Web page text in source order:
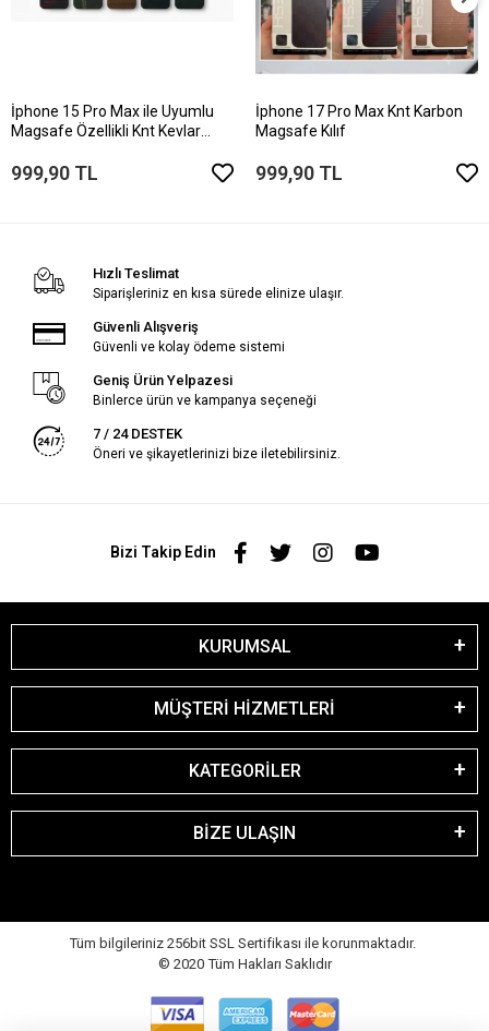
İphone 15 Pro Max ile Uyumlu
Magsafe Özellikli Knt Kevlar
999,90 TL
İphone 17 Pro Max Knt Karbon
Magsafe Kılıf
999,90 TL
Hızlı Teslimat
Siparişleriniz en kısa sürede elinize ulaşır.
Güvenli Alışveriş
Güvenli ve kolay ödeme sistemi
Geniş Ürün Yelpazesi
Binlerce ürün ve kampanya seçeneği
7 / 24 DESTEK
Öneri ve şikayetlerinizi bize iletebilirsiniz.
Bizi Takip Edin
KURUMSAL
MÜŞTERİ HİZMETLERİ
KATEGORİLER
BİZE ULAŞIN
Tüm bilgileriniz 256bit SSL Sertifikası ile korunmaktadır.
© 2020 Tüm Hakları Saklıdır